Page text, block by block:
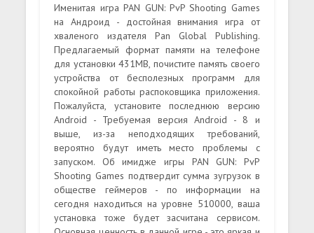
Именитая игра PAN GUN: PvP Shooting Games
на Андроид - достойная внимания игра от
хваленого издателя Pan Global Publishing.
Предлагаемый формат памяти на телефоне
для установки 431MB, почистите память своего
устройства от бесполезных программ для
спокойной работы распоковщика приложения.
Пожалуйста, установите последнюю версию
Android - Требуемая версия Android - 8 и
выше, из-за неподходящих требований,
вероятно будут иметь место проблемы с
запуском. Об имидже игры PAN GUN: PvP
Shooting Games подтвердит сумма зугрузок в
обществе геймеров - по информации на
сегодня находиться на уровне 510000, ваша
установка тоже будет засчитана сервисом.